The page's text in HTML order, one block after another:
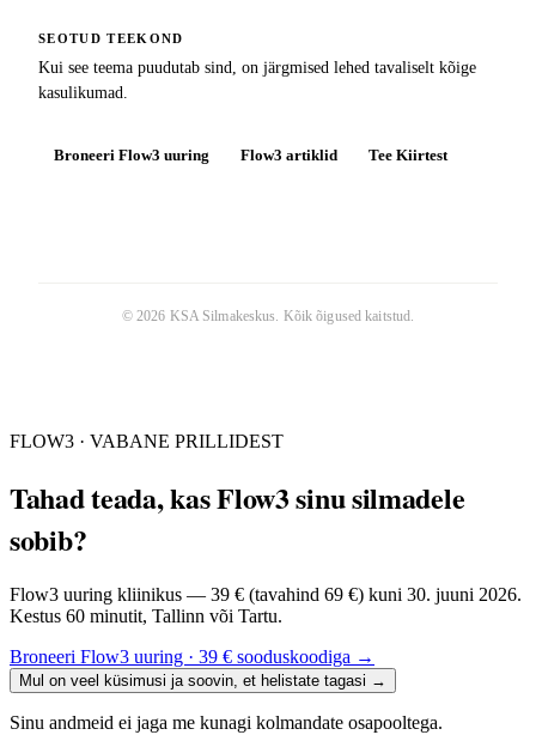
SEOTUD TEEKOND
Kui see teema puudutab sind, on järgmised lehed tavaliselt kõige
kasulikumad.
Broneeri Flow3 uuring Flow3 artiklid Tee Kiirtest
© 2026 KSA Silmakeskus. Kõik õigused kaitstud.
FLOW3 · VABANE PRILLIDEST
Tahad teada, kas Flow3 sinu silmadele
sobib?
Flow3 uuring kliinikus — 39 € (tavahind 69 €) kuni 30. juuni 2026.
Kestus 60 minutit, Tallinn või Tartu.
Broneeri Flow3 uuring · 39 € sooduskoodiga →
Mul on veel küsimusi ja soovin, et helistate tagasi →
Sinu andmeid ei jaga me kunagi kolmandate osapooltega.